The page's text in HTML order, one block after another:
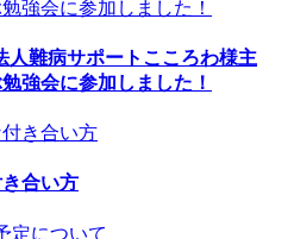
人難病サポートこころわ様主
強会に参加しました！
合い方